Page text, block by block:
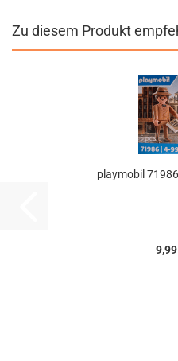
Zu diesem Produkt
playmobil
9,99